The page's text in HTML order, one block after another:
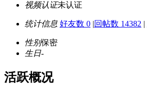
视频认证未认证
统计信息 好友数 0 |回帖数 14382 |
性别保密
生日-
活跃概况